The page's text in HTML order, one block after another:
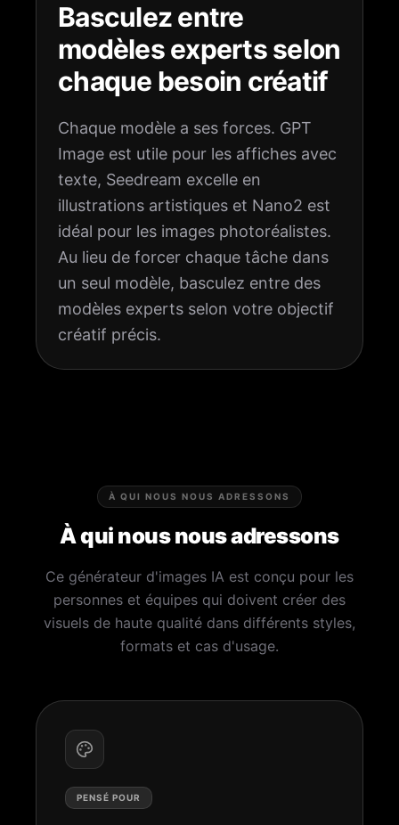
Basculez entre
modèles experts selon
chaque besoin créatif
Chaque modèle a ses forces. GPT
Image est utile pour les affiches avec
texte, Seedream excelle en
illustrations artistiques et Nano2 est
idéal pour les images photoréalistes.
Au lieu de forcer chaque tâche dans
un seul modèle, basculez entre des
modèles experts selon votre objectif
créatif précis.
À QUI NOUS NOUS ADRESSONS
À qui nous nous adressons
Ce générateur d'images IA est conçu pour les
personnes et équipes qui doivent créer des
visuels de haute qualité dans différents styles,
formats et cas d'usage.
PENSÉ POUR